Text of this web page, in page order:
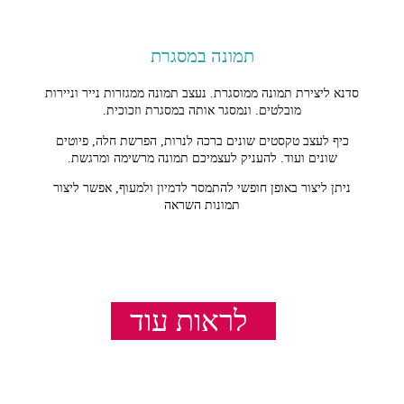
תמונה במסגרת
סדנא ליצירת תמונה ממוסגרת. נעצב תמונה ממגזרות נייר וניירות
מובלטים. ונמסגר אותה במסגרת וזכוכית.
כיף לעצב טקסטים שונים ברכה לנרות, הפרשת חלה, פיוטים
שונים ועוד. להעניק לעצמיכם תמונה מרשימה ומרגשת.
ניתן ליצור באופן חופשי להתמסר לדמיון ולמעוף, אפשר ליצור
תמונות השראה
לראות עוד